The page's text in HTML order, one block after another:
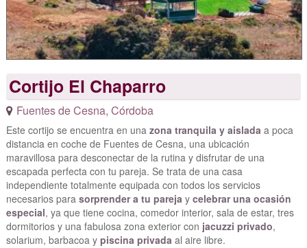
Cortijo El Chaparro
Fuentes de Cesna, Córdoba
Este cortijo se encuentra en una zona tranquila y aislada a poca
distancia en coche de Fuentes de Cesna, una ubicación
maravillosa para desconectar de la rutina y disfrutar de una
escapada perfecta con tu pareja. Se trata de una casa
independiente totalmente equipada con todos los servicios
necesarios para sorprender a tu pareja y celebrar una ocasión
especial, ya que tiene cocina, comedor interior, sala de estar, tres
dormitorios y una fabulosa zona exterior con jacuzzi privado,
solarium, barbacoa y piscina privada al aire libre.